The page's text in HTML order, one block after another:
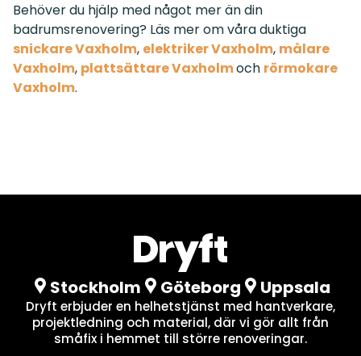
Behöver du hjälp med något mer än din
badrumsrenovering? Läs mer om våra duktiga
snickare Vaxholm, elektriker Vaxholm, målare
Vaxholm, plattsättare Vaxholmoch rörmokare
Vaxholm.
Stockholm Göteborg Uppsala
Dryft erbjuder en helhetstjänst med hantverkare,
projektledning och material, där vi gör allt från
småfix i hemmet till större renoveringar.